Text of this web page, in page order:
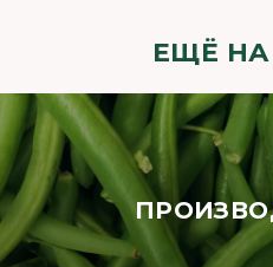
ЕЩЁ